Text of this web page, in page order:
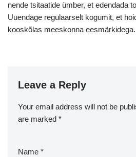
nende tsitaatide ümber, et edendada
Uuendage regulaarselt kogumit, et
kooskõlas meeskonna eesmärkidega.
Leave a Reply
Your email address will not be
are marked *
Name *